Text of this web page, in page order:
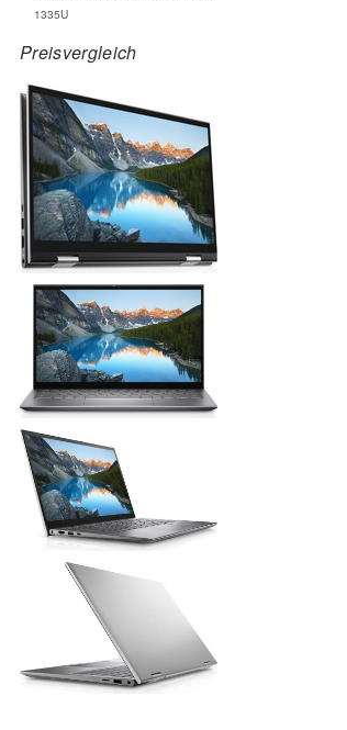
1335U
Preisvergleich